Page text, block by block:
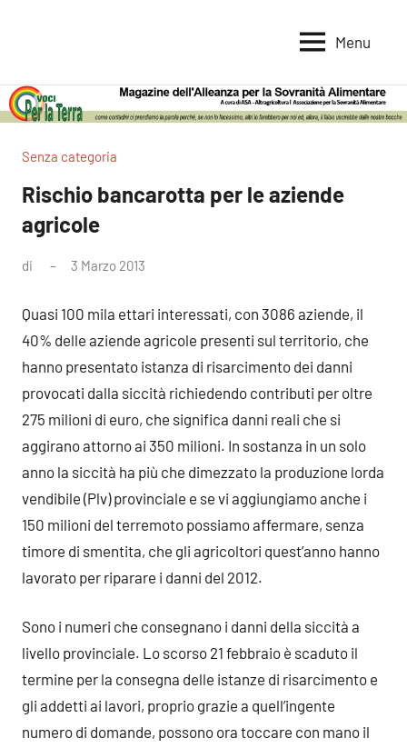
per
la
Terra
per
la
Alimentare
Menu
Senza categoria
Rischio bancarotta per le aziende
agricole
di 3 Marzo 2013
Quasi 100 mila ettari interessati, con 3086 aziende, il
40% delle aziende agricole presenti sul territorio, che
hanno presentato istanza di risarcimento dei danni
provocati dalla siccità richiedendo contributi per oltre
275 milioni di euro, che significa danni reali che si
aggirano attorno ai 350 milioni. In sostanza in un solo
anno la siccità ha più che dimezzato la produzione lorda
vendibile (Plv) provinciale e se vi aggiungiamo anche i
150 milioni del terremoto possiamo affermare, senza
timore di smentita, che gli agricoltori quest’anno hanno
lavorato per riparare i danni del 2012.
Sono i numeri che consegnano i danni della siccità a
livello provinciale. Lo scorso 21 febbraio è scaduto il
termine per la consegna delle istanze di risarcimento e
gli addetti ai lavori, proprio grazie a quell’ingente
numero di domande, possono ora toccare con mano il